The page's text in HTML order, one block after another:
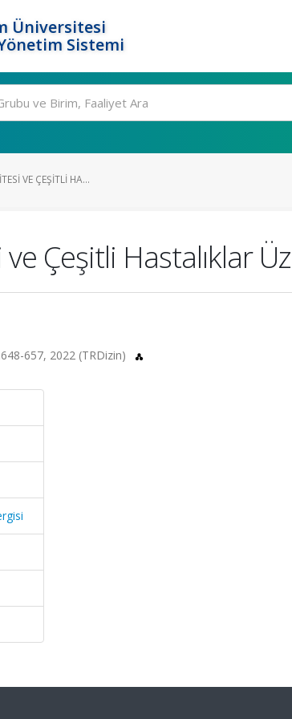
Üniversitesi
Sistemi
VE ÇEŞITLI HA...
Çeşitli Hastalıklar
657, 2022 (TRDizin)